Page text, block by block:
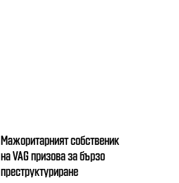
Мажоритарният собственик
на VAG призова за бързо
преструктуриране